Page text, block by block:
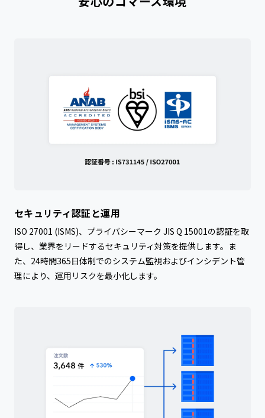
ISO 27001 (ISMS)、プライバシーマーク JIS Q 15001の認証を取
得し、業界をリードするセキュリティ対策を提供します。ま
た、24時間365日体制でのシステム監視およびインシデント管
理により、運用リスクを最小化します。